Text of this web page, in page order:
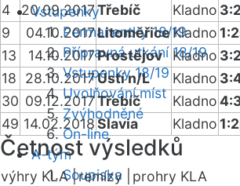
Vstupenky
Permanentky 18/19
Přípravná utkání 18/19
Vstupenky 18/19
Uvolňování míst
Zvýhodněné
On-line
A-tým
Soupiska
4 20.09.2017Třebíč Kladno
9
04.10.2017LitoměřiceKladno
13
14.10.2017Prostějov Kladno
18
28.10.2017Ústí n/L Kladno
30 09.12.2017Třebíč Kladno
49 14.02.2018Slavia Kladno
Četnost výsledků
výhry KLA |remízy |
prohry KLA